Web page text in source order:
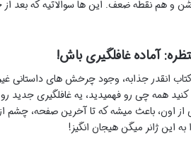
و هم نقطه ضعف. این ها سوالاتیه که بعد از
آماده غافلگیری باش!
انقدر جذابه، وجود چرخش های داستانی
همه چی رو فهمیدید، یه غافلگیری جدید
اون، باعث میشه که تا آخرین صفحه، چشم از
این ژانر میگن هیجان انگیز!